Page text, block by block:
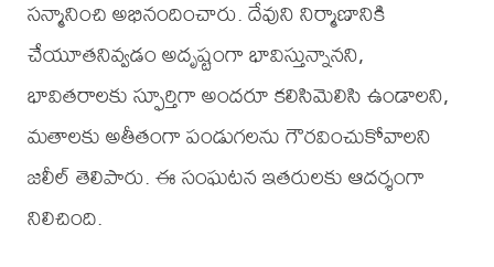
సన్మానించి అభినందించారు. దేవుని నిర్మాణానికి
చేయూతనివ్వడం అదృష్టంగా భావిస్తున్నానని,
భావితరాలకు స్ఫూర్తిగా అందరూ కలిసిమెలిసి ఉండాలని,
మతాలకు అతీతంగా పండుగలను గౌరవించుకోవాలని
జలీల్ తెలిపారు. ఈ సంఘటన ఇతరులకు ఆదర్శంగా
నిలిచింది.